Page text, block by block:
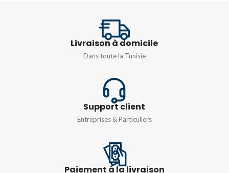
10 mA à 10 A CA/CC
jusqu’à 1KΩ
Livraison à domicile
Dans toute la Tunisie
Support client
Entreprises & Particuliers
Paiement à la livraison